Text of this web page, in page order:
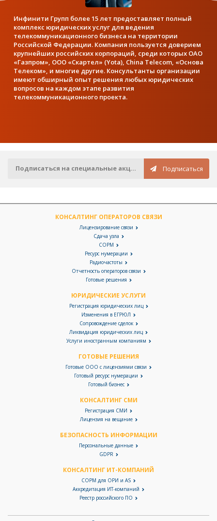
Инфинити Групп более 15 лет предоставляет полный
комплекс юридических услуг для ведения
телекоммуникационного бизнеса на территории
Российской Федерации. Компания пользуется доверием
крупнейших российских корпораций, среди которых ОАО
«Газпром», ООО «Скартел» (Yota), China Telecom, «Основа
Телеком», и многие другие. Консультанты организации
имеют обширный опыт решения любых юридических
вопросов на каждом этапе развития
телекоммуникационного проекта.
Подписаться на специальные акции по e-mail Подписаться
КОНСАЛТИНГ ОПЕРАТОРОВ СВЯЗИ
Лицензирование связи
Сдача узла
СОРМ
Ресурс нумерации
Радиочастоты
Отчетность операторов связи
Готовые решения
ГОТОВЫЕ РЕШЕНИЯ
Готовые ООО с лицензиями связи
Готовый ресурс нумерации
Готовый бизнес
КОНСАЛТИНГ СМИ
Регистрация СМИ
Лицензия на вещание
БЕЗОПАСНОСТЬ ИНФОРМАЦИИ
Персональные данные
GDPR
КОНСАЛТИНГ ИТ-КОМПАНИЙ
СОРМ для ОРИ и AS
Аккредитация ИТ-компаний
Реестр российского ПО
ЮРИДИЧЕСКИЕ УСЛУГИ
Регистрация юридических лиц
Изменения в ЕГРЮЛ
Сопровождение сделок
Ликвидация юридических лиц
Услуги иностранным компаниям